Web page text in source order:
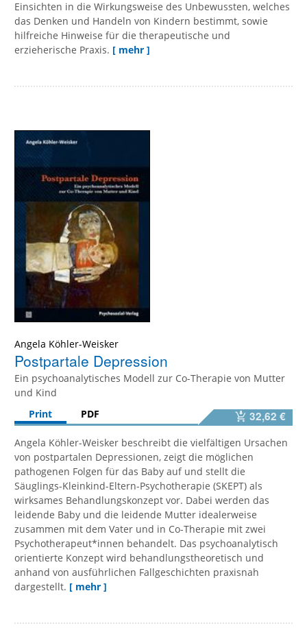
Einsichten in die Wirkungsweise des Unbewussten, welches
das Denken und Handeln von Kindern bestimmt, sowie
hilfreiche Hinweise für die therapeutische und
erzieherische Praxis. [ mehr ]
Angela Köhler-Weisker
Postpartale Depression
Ein psychoanalytisches Modell zur Co-Therapie von Mutter
und Kind
Print
PDF 32,62 €
Angela Köhler-Weisker beschreibt die vielfältigen Ursachen
von postpartalen Depressionen, zeigt die möglichen
pathogenen Folgen für das Baby auf und stellt die
Säuglings-Kleinkind-Eltern-Psychotherapie (SKEPT) als
wirksames Behandlungskonzept vor. Dabei werden das
leidende Baby und die leidende Mutter idealerweise
zusammen mit dem Vater und in Co-Therapie mit zwei
Psychotherapeut*innen behandelt. Das psychoanalytisch
orientierte Konzept wird behandlungstheoretisch und
anhand von ausführlichen Fallgeschichten praxisnah
dargestellt. [ mehr ]